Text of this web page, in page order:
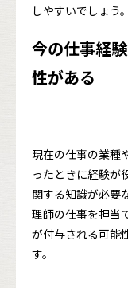
しやすいでしょう。
今の仕事経
性がある
現在の仕事の業種
ったときに経験が
関する知識が必要
理師の仕事を担当
が付与される可能
す。